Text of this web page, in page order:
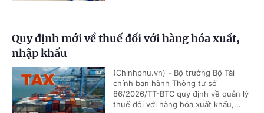
Quy định mới về thuế đối với hàng hóa xuất,
nhập khẩu
(Chinhphu.vn) - Bộ trưởng Bộ Tài
chính ban hành Thông tư số
86/2026/TT-BTC quy định về quản lý
thuế đối với hàng hóa xuất khẩu,...